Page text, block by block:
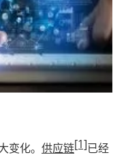
变化。 供应链[1]已经